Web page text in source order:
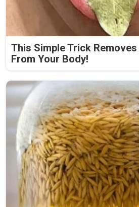
This Simple Trick
From Your Body!